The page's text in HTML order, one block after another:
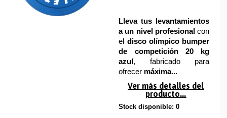
Lleva tus levantamientos
a un nivel profesionalcon
el disco olímpico bumper
de competición 20 kg
azul, fabricado para
ofrecer máxima...
Ver más detalles del
producto...
Stock disponible: 0